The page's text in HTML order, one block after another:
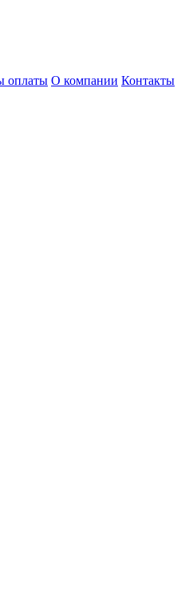
оплаты О компании Контакты